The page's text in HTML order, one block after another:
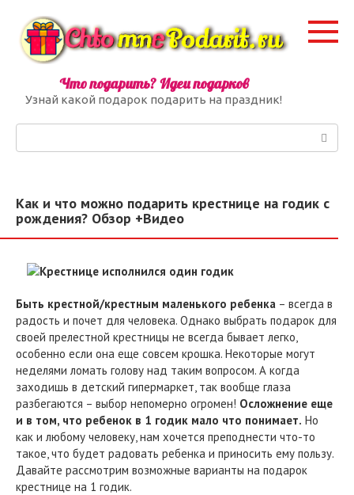
контенту
Что подарить? Идеи подарков
Узнай какой подарок подарить на праздник!
Как и что можно подарить крестнице на годик с
рождения? Обзор +Видео
Быть крестной/крестным маленького ребенка – всегда в
радость и почет для человека. Однако выбрать подарок для
своей прелестной крестницы не всегда бывает легко,
особенно если она еще совсем крошка. Некоторые могут
неделями ломать голову над таким вопросом. А когда
заходишь в детский гипермаркет, так вообще глаза
разбегаются – выбор непомерно огромен! Осложнение еще
и в том, что ребенок в 1 годик мало что понимает. Но
как и любому человеку, нам хочется преподнести что-то
такое, что будет радовать ребенка и приносить ему пользу.
Давайте рассмотрим возможные варианты на подарок
крестнице на 1 годик.